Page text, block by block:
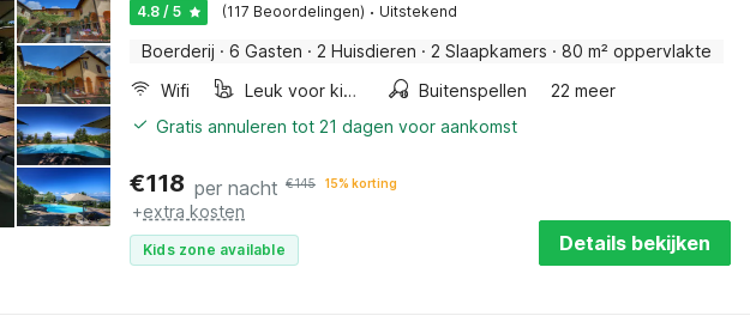
4.8 / 5 (117 Beoordelingen) · Uitstekend
Boerderij · 6 Gasten · 2 Huisdieren · 2 Slaapkamers · 80 m² oppervlakte
Wifi
Leuk voor kinderen Buitenspellen
22 meer
Gratis annuleren tot 21 dagen voor aankomst
€118 per nacht €145 15% korting
+extra kosten
Kids zone available Details bekijken